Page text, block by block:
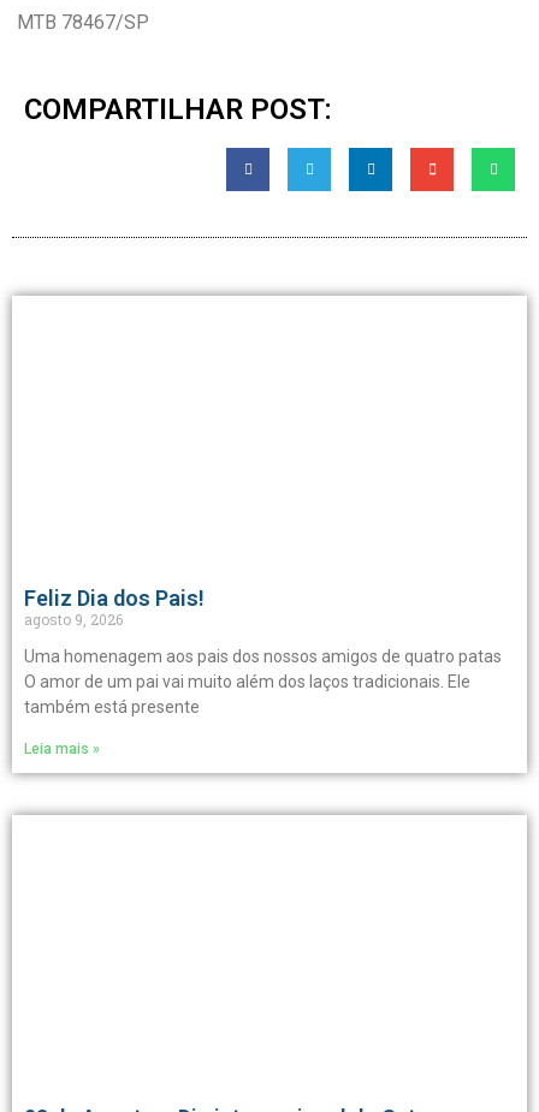
MTB 78467/SP
COMPARTILHAR POST:
Feliz Dia dos Pais!
agosto 9, 2026
Uma homenagem aos pais dos nossos amigos de quatro patas
O amor de um pai vai muito além dos laços tradicionais. Ele
também está presente
Leia mais »